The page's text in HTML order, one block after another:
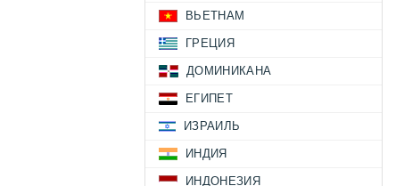
ВЬЕТНАМ
ГРЕЦИЯ
ДОМИНИКАНА
ЕГИПЕТ
ИЗРАИЛЬ
ИНДИЯ
ИНДОНЕЗИЯ